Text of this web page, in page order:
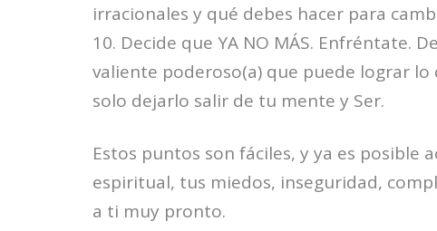
irracionales y qué debes hacer para
10. Decide que YA NO MÁS. Enfréntate.
valiente poderoso(a) que puede lograr lo
solo dejarlo salir de tu mente y Ser.
Estos puntos son fáciles, y ya es posible
espiritual, tus miedos, inseguridad,
a ti muy pronto.